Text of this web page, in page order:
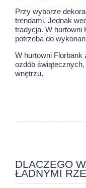
Przy wyborze
trendami. Jednak
tradycja. W hurtowni
potrzeba do
W hurtowni Florbank
ozdób
wnętrzu.
DLACZEGO
ŁADNYMI